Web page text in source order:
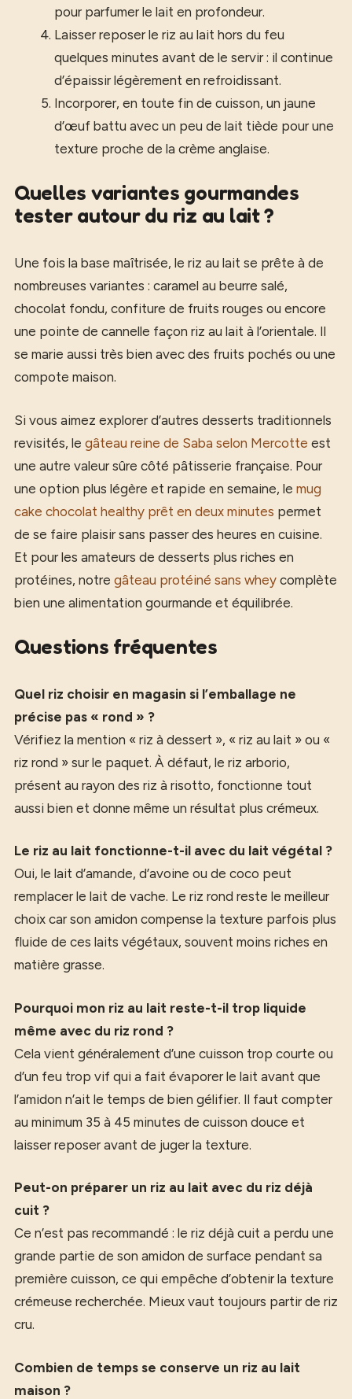
pour parfumer le lait en profondeur.
Laisser reposer le riz au lait hors du feu
quelques minutes avant de le servir : il continue
d’épaissir légèrement en refroidissant.
Incorporer, en toute fin de cuisson, un jaune
d’œuf battu avec un peu de lait tiède pour une
texture proche de la crème anglaise.
Quelles variantes gourmandes
tester autour du riz au lait ?
Une fois la base maîtrisée, le riz au lait se prête à de
nombreuses variantes : caramel au beurre salé,
chocolat fondu, confiture de fruits rouges ou encore
une pointe de cannelle façon riz au lait à l’orientale. Il
se marie aussi très bien avec des fruits pochés ou une
compote maison.
Si vous aimez explorer d’autres desserts traditionnels
revisités, le gâteau reine de Saba selon Mercotte est
une autre valeur sûre côté pâtisserie française. Pour
une option plus légère et rapide en semaine, le mug
cake chocolat healthy prêt en deux minutes permet
de se faire plaisir sans passer des heures en cuisine.
Et pour les amateurs de desserts plus riches en
protéines, notre gâteau protéiné sans whey complète
bien une alimentation gourmande et équilibrée.
Questions fréquentes
Quel riz choisir en magasin si l’emballage ne
précise pas « rond » ?
Vérifiez la mention « riz à dessert », « riz au lait » ou «
riz rond » sur le paquet. À défaut, le riz arborio,
présent au rayon des riz à risotto, fonctionne tout
aussi bien et donne même un résultat plus crémeux.
Le riz au lait fonctionne-t-il avec du lait végétal ?
Oui, le lait d’amande, d’avoine ou de coco peut
remplacer le lait de vache. Le riz rond reste le meilleur
choix car son amidon compense la texture parfois plus
fluide de ces laits végétaux, souvent moins riches en
matière grasse.
Pourquoi mon riz au lait reste-t-il trop liquide
même avec du riz rond ?
Cela vient généralement d’une cuisson trop courte ou
d’un feu trop vif qui a fait évaporer le lait avant que
l’amidon n’ait le temps de bien gélifier. Il faut compter
au minimum 35 à 45 minutes de cuisson douce et
laisser reposer avant de juger la texture.
Peut-on préparer un riz au lait avec du riz déjà
cuit ?
Ce n’est pas recommandé : le riz déjà cuit a perdu une
grande partie de son amidon de surface pendant sa
première cuisson, ce qui empêche d’obtenir la texture
crémeuse recherchée. Mieux vaut toujours partir de riz
cru.
Combien de temps se conserve un riz au lait
maison ?